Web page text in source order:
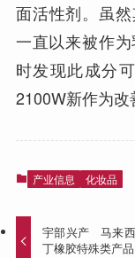
面活性剂。虽
一直以来被作
时发现此成分
2100W新作为改
产业信息 化妆品
宇部兴产 马来
丁橡胶特殊类产品